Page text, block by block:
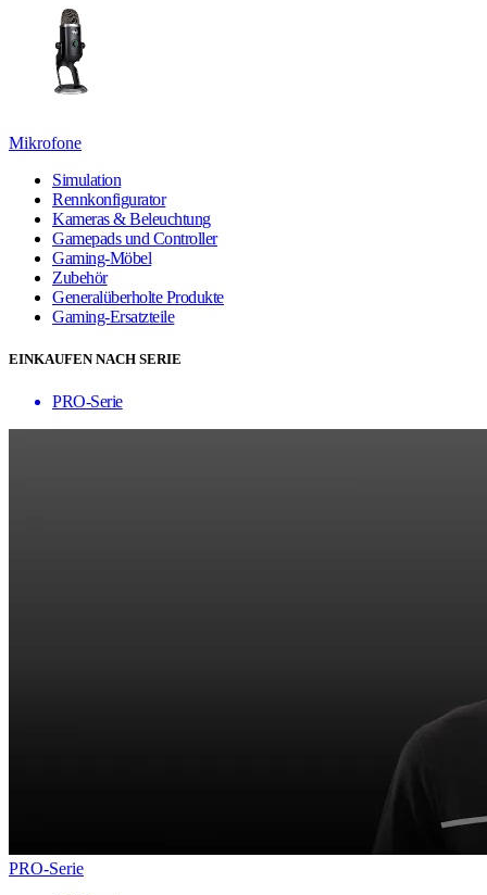
Mikrofone
Simulation
Rennkonfigurator
Kameras & Beleuchtung
Gamepads und Controller
Gaming-Möbel
Zubehör
Generalüberholte Produkte
Gaming-Ersatzteile
EINKAUFEN NACH SERIE
PRO-Serie
PRO-Serie